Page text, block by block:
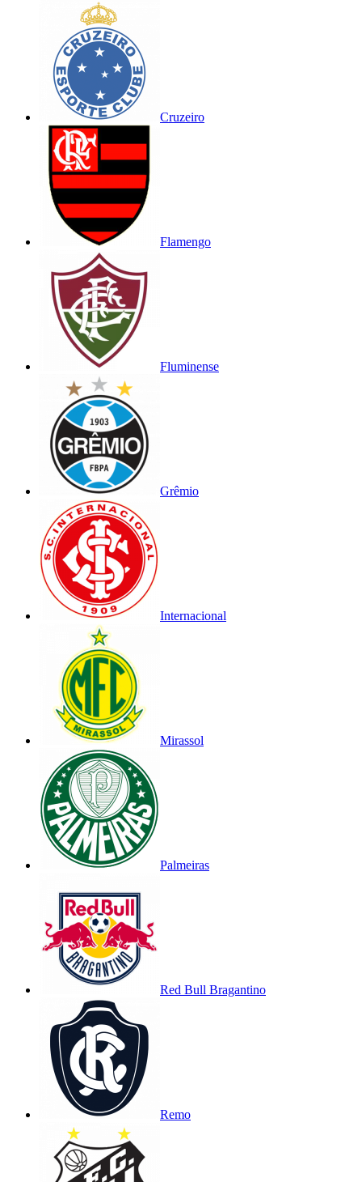
Cruzeiro
Flamengo
Fluminense
Grêmio
Internacional
Mirassol
Palmeiras
Red Bull Bragantino
Remo